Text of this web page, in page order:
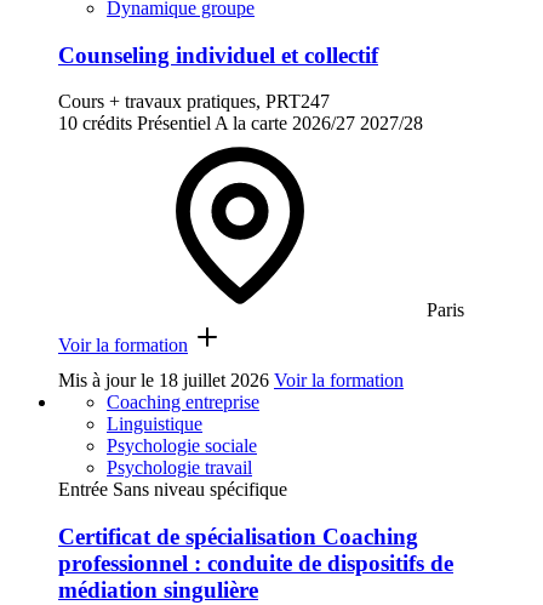
Dynamique groupe
Counseling individuel et collectif
Cours + travaux pratiques, PRT247
10 crédits Présentiel A la carte 2026/27 2027/28
Paris
Voir la formation
Mis à jour le 18 juillet 2026 Voir la formation
Coaching entreprise
Linguistique
Psychologie sociale
Psychologie travail
Entrée Sans niveau spécifique
Certificat de spécialisation Coaching
professionnel : conduite de dispositifs de
médiation singulière